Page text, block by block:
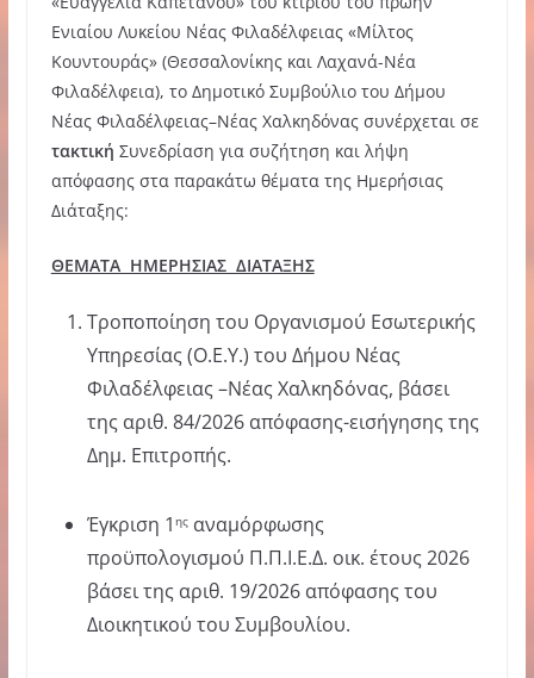
Ενιαίου Λυκείου Νέας Φιλαδέλφειας «Μίλτος
Κουντουράς» (Θεσσαλονίκης και Λαχανά-Νέα
Φιλαδέλφεια), το Δημοτικό Συμβούλιο του Δήμου
Νέας Φιλαδέλφειας–Νέας Χαλκηδόνας συνέρχεται σε
τακτική Συνεδρίαση για συζήτηση και λήψη
απόφασης στα παρακάτω θέματα της Ημερήσιας
Διάταξης:
ΘΕΜΑΤΑ ΗΜΕΡΗΣΙΑΣ ΔΙΑΤΑΞΗΣ
Τροποποίηση του Οργανισμού Εσωτερικής
Υπηρεσίας (Ο.Ε.Υ.) του Δήμου Νέας
Φιλαδέλφειας –Νέας Χαλκηδόνας, βάσει
της αριθ. 84/2026 απόφασης-εισήγησης της
Δημ. Επιτροπής.
Έγκριση 1 ηςαναμόρφωσης
προϋπολογισμού Π.Π.Ι.Ε.Δ. οικ. έτους 2026
βάσει της αριθ. 19/2026 απόφασης του
Διοικητικού του Συμβουλίου.